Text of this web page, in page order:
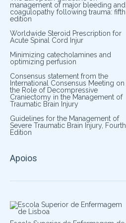
management of major bleeding and
coagulopathy following trauma: fifth
edition
Worldwide Steroid Prescription for
Acute Spinal Cord Injur
Minimizing catecholamines and
optimizing perfusion
Consensus statement from the
International Consensus Meeting on
the Role of Decompressive
Craniectomy in the Management of
Traumatic Brain Injury
Guidelines for the Management of
Severe Traumatic Brain Injury, Fourth
Edition
Apoios